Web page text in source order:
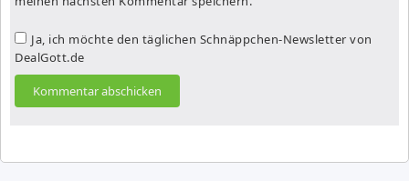
Ja, ich möchte den täglichen Schnäppchen-Newsletter von
DealGott.de